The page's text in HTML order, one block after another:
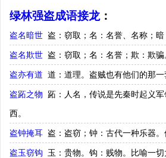
绿林强盗成语接龙：
盗名暗世 盗：窃取；名：名誉、名称；
盗名欺世 盗：窃取；名：名誉；欺：欺骗
盗亦有道 道：道理。盗贼也有他们的那一
盗跖之物
跖：人名，传说是先秦时起义
西。
盗钟掩耳 盗：盗窃；钟：古代一种乐器
盗玉窃钩 玉：贵物。钩：贱物。比喻一切